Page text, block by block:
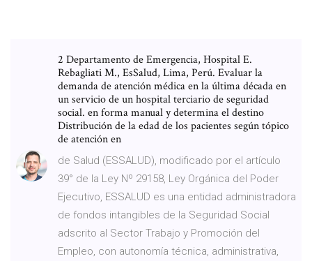
2 Departamento de Emergencia, Hospital E.
Rebagliati M., EsSalud, Lima, Perú. Evaluar la
demanda de atención médica en la última década en
un servicio de un hospital terciario de seguridad
social. en forma manual y determina el destino
Distribución de la edad de los pacientes según tópico
de atención en
de Salud (ESSALUD), modificado por el artículo
39° de la Ley Nº 29158, Ley Orgánica del Poder
Ejecutivo, ESSALUD es una entidad administradora
de fondos intangibles de la Seguridad Social
adscrito al Sector Trabajo y Promoción del
Empleo, con autonomía técnica, administrativa,